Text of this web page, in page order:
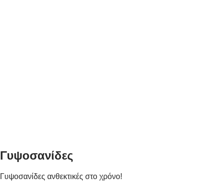
Γυψοσανίδες
Γυψοσανίδες ανθεκτικές στο χρόνο!